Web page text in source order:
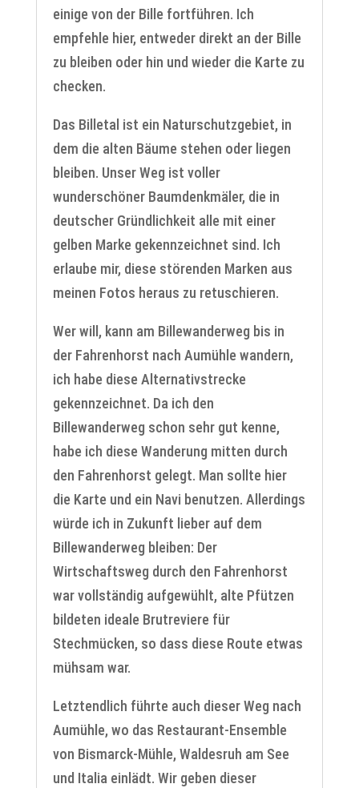
einige von der Bille fortführen. Ich
empfehle hier, entweder direkt an der Bille
zu bleiben oder hin und wieder die Karte zu
checken.
Das Billetal ist ein Naturschutzgebiet, in
dem die alten Bäume stehen oder liegen
bleiben. Unser Weg ist voller
wunderschöner Baumdenkmäler, die in
deutscher Gründlichkeit alle mit einer
gelben Marke gekennzeichnet sind. Ich
erlaube mir, diese störenden Marken aus
meinen Fotos heraus zu retuschieren.
Wer will, kann am Billewanderweg bis in
der Fahrenhorst nach Aumühle wandern,
ich habe diese Alternativstrecke
gekennzeichnet. Da ich den
Billewanderweg schon sehr gut kenne,
habe ich diese Wanderung mitten durch
den Fahrenhorst gelegt. Man sollte hier
die Karte und ein Navi benutzen. Allerdings
würde ich in Zukunft lieber auf dem
Billewanderweg bleiben: Der
Wirtschaftsweg durch den Fahrenhorst
war vollständig aufgewühlt, alte Pfützen
bildeten ideale Brutreviere für
Stechmücken, so dass diese Route etwas
mühsam war.
Letztendlich führte auch dieser Weg nach
Aumühle, wo das Restaurant-Ensemble
von Bismarck-Mühle, Waldesruh am See
und Italia einlädt. Wir geben dieser